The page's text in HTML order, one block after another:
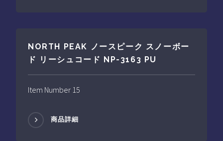
NORTH PEAK ノースピーク スノーボー
ド リーシュコード NP-3163 PU
Item Number 15
商品詳細